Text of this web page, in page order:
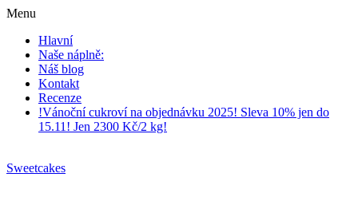
Menu
Hlavní
Naše náplně:
Náš blog
Kontakt
Recenze
!Vánoční cukroví na objednávku 2025! Sleva 10% jen do
15.11! Jen 2300 Kč/2 kg!
Sweetcakes